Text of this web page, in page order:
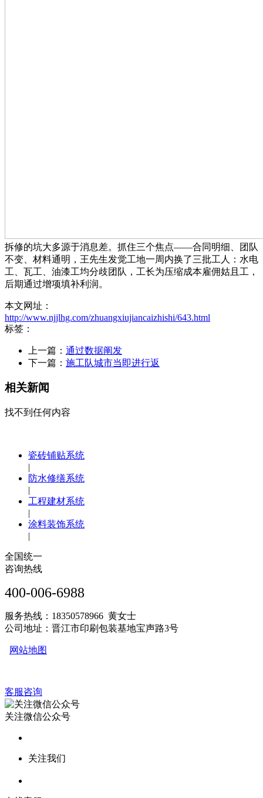
拆修的坑大多源于消息差。抓住三个焦点——合同明细、团队
不变、材料通明，王先生发觉工地一周内换了三批工人：水电
工、瓦工、油漆工均分歧团队，工长为压缩成本雇佣姑且工，
后期通过增项填补利润。
本文网址：
http://www.njjlhg.com/zhuangxiujiancaizhishi/643.html
标签：
上一篇： 通过数据阐发
下一篇： 施工队城市当即进行返
相关新闻
找不到任何内容
瓷砖铺贴系统
|
防水修缮系统
|
工程建材系统
|
涂料装饰系统
|
全国统一
咨询热线
400-006-6988
服务热线：18350578966 黄女士
公司地址：晋江市印刷包装基地宝声路3号
网站地图
客服咨询
关注微信公众号
关注我们